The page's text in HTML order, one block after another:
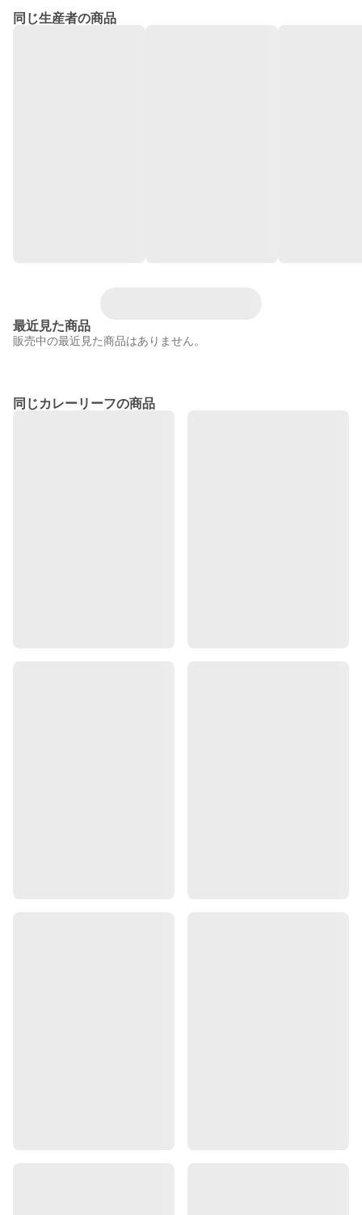
同じ生産者の商品
最近見た商品
販売中の最近見た商品はありません。
同じカレーリーフの商品